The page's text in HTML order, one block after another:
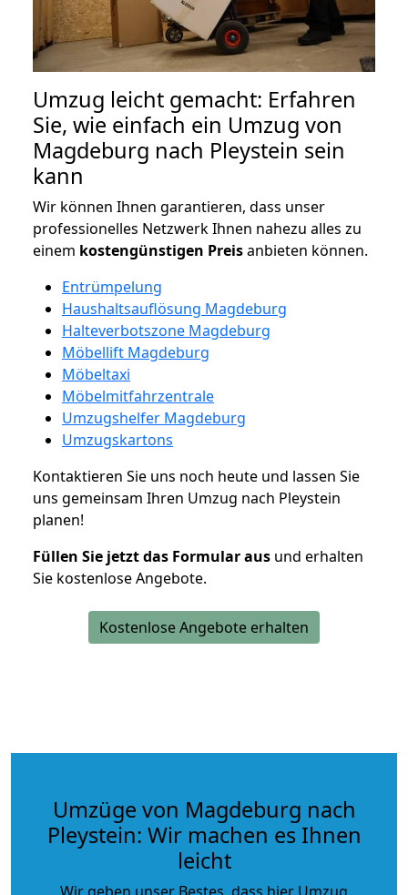
Umzug leicht gemacht: Erfahren
Sie, wie einfach ein Umzug von
Magdeburg nach Pleystein sein
kann
Wir können Ihnen garantieren, dass unser
professionelles Netzwerk Ihnen nahezu alles zu
einem kostengünstigen Preisanbieten können.
Entrümpelung
Haushaltsauflösung Magdeburg
Halteverbotszone Magdeburg
Möbellift Magdeburg
Möbeltaxi
Möbelmitfahrzentrale
Umzugshelfer Magdeburg
Umzugskartons
Kontaktieren Sie uns noch heute und lassen Sie
uns gemeinsam Ihren Umzug nach Pleystein
planen!
Füllen Sie jetzt das Formular aus und erhalten
Sie kostenlose Angebote.
Kostenlose Angebote erhalten
Umzüge von Magdeburg nach
Pleystein: Wir machen es Ihnen
leicht
Wir geben unser Bestes, dass hier Umzug